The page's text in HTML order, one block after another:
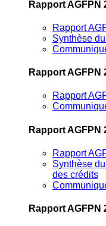
Rapport AGFPN
Rapport
Synthèse
Rapport AGFPN
Rapport
Rapport AGFPN
Rapport
Synthèse
des crédits
Rapport AGFPN